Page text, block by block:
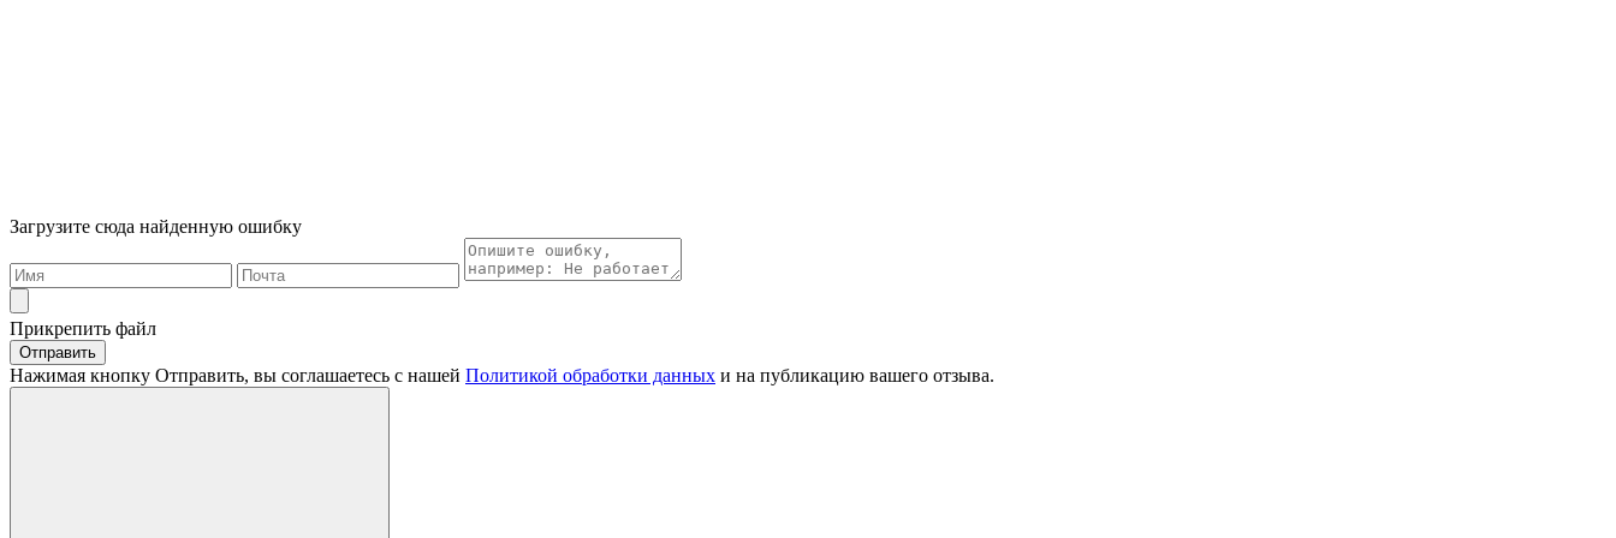
Загрузите сюда найденную ошибку
Прикрепить файл
Отправить
Нажимая кнопку Отправить, вы соглашаетесь с нашей Политикой обработки данных и на публикацию вашего отзыва.